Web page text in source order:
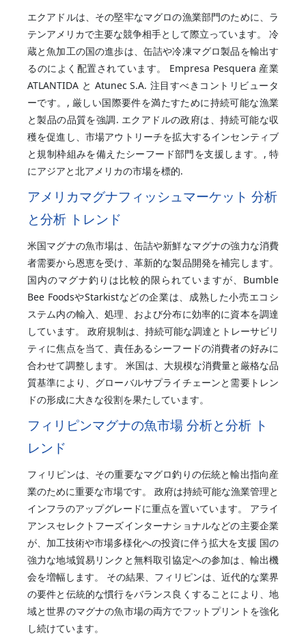
エクアドルは、その堅牢なマグロの漁業部門のために、ラ
テンアメリカで主要な競争相手として際立っています。 冷
蔵と魚加工の国の進歩は、缶詰や冷凍マグロ製品を輸出す
るのによく配置されています。 Empresa Pesquera 産業
ATLANTIDA と Atunec S.A. 注目すべきコントリビュータ
ーです。, 厳しい国際要件を満たすために持続可能な漁業
と製品の品質を強調. エクアドルの政府は、持続可能な収
穫を促進し、市場アウトリーチを拡大するインセンティブ
と規制枠組みを備えたシーフード部門を支援します。, 特
にアジアと北アメリカの市場を標的.
アメリカマグナフィッシュマーケット 分析
と分析 トレンド
米国マグナの魚市場は、缶詰や新鮮なマグナの強力な消費
者需要から恩恵を受け、革新的な製品開発を補完します。
国内のマグナ釣りは比較的限られていますが、Bumble
Bee FoodsやStarkistなどの企業は、成熟した小売エコシ
ステム内の輸入、処理、および分布に効率的に資本を調達
しています。 政府規制は、持続可能な調達とトレーサビリ
ティに焦点を当て、責任あるシーフードの消費者の好みに
合わせて調整します。 米国は、大規模な消費量と厳格な品
質基準により、グローバルサプライチェーンと需要トレン
ドの形成に大きな役割を果たしています。
フィリピンマグナの魚市場 分析と分析 ト
レンド
フィリピンは、その重要なマグロ釣りの伝統と輸出指向産
業のために重要な市場です。 政府は持続可能な漁業管理と
インフラのアップグレードに重点を置いています。 アライ
アンスセレクトフーズインターナショナルなどの主要企業
が、加工技術や市場多様化への投資に伴う拡大を支援 国の
強力な地域貿易リンクと無料取引協定への参加は、輸出機
会を増幅します。 その結果、フィリピンは、近代的な業界
の要件と伝統的な慣行をバランス良くすることにより、地
域と世界のマグナの魚市場の両方でフットプリントを強化
し続けています。